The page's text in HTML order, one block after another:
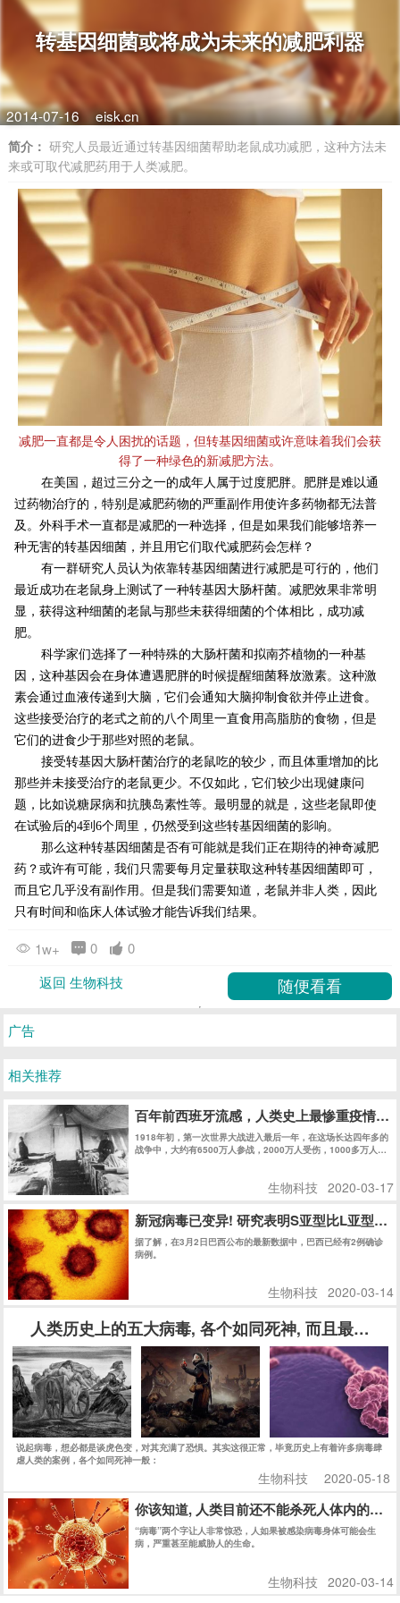
转基因细菌或将成为未来的减肥利器
2014-07-16 eisk.cn
简介： 研究人员最近通过转基因细菌帮助老鼠成功减肥，这种方法未
来或可取代减肥药用于人类减肥。
减肥一直都是令人困扰的话题，但转基因细菌或许意味着我们会获
得了一种绿色的新减肥方法。
在美国，超过三分之一的成年人属于过度肥胖。肥胖是难以通
过药物治疗的，特别是减肥药物的严重副作用使许多药物都无法普
及。外科手术一直都是减肥的一种选择，但是如果我们能够培养一
种无害的转基因细菌，并且用它们取代减肥药会怎样？
有一群研究人员认为依靠转基因细菌进行减肥是可行的，他们
最近成功在老鼠身上测试了一种转基因大肠杆菌。减肥效果非常明
显，获得这种细菌的老鼠与那些未获得细菌的个体相比，成功减
肥。
科学家们选择了一种特殊的大肠杆菌和拟南芥植物的一种基
因，这种基因会在身体遭遇肥胖的时候提醒细菌释放激素。这种激
素会通过血液传递到大脑，它们会通知大脑抑制食欲并停止进食。
这些接受治疗的老式之前的八个周里一直食用高脂肪的食物，但是
它们的进食少于那些对照的老鼠。
接受转基因大肠杆菌治疗的老鼠吃的较少，而且体重增加的比
那些并未接受治疗的老鼠更少。不仅如此，它们较少出现健康问
题，比如说糖尿病和抗胰岛素性等。最明显的就是，这些老鼠即使
在试验后的4到6个周里，仍然受到这些转基因细菌的影响。
那么这种转基因细菌是否有可能就是我们正在期待的神奇减肥
药？或许有可能，我们只需要每月定量获取这种转基因细菌即可，
而且它几乎没有副作用。但是我们需要知道，老鼠并非人类，因此
只有时间和临床人体试验才能告诉我们结果。
1w+ 0
0
返回 生物科技
广告
相关推荐
百年前西班牙流感，人类史上最惨重疫情，
1918年初，第一次世界大战进入最后一年，在这场长达四年多的
战争中，大约有6500万人参战，2000万人受伤，1000多万人丧
生物科技 2020-03-17
新冠病毒已变异! 研究表明S亚型比L亚型传
据了解，在3月2日巴西公布的最新数据中，巴西已经有2例确诊
病例。
生物科技 2020-03-14
人类历史上的五大病毒, 各个如同死神, 而且最后一
说起病毒，想必都是谈虎色变，对其充满了恐惧。其实这很正常，毕竟历史上有着许多病毒肆
虐人类的案例，各个如同死神一般：
生物科技 2020-05-18
你该知道, 人类目前还不能杀死人体内的任
“病毒”两个字让人非常惊恐，人如果被感染病毒身体可能会生
病，严重甚至能威胁人的生命。
生物科技 2020-03-14